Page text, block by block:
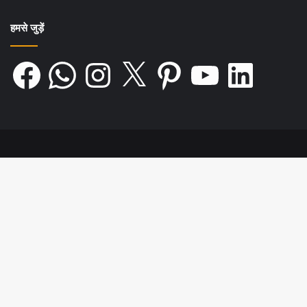
हमसे जुड़ें
Facebook WhatsAppInstagram Pinterest LinkedIn